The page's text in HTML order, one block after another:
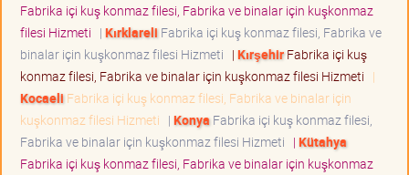
Fabrika içi kuş konmaz filesi, Fabrika ve binalar için kuşkonmaz
filesi Hizmeti | Kırklareli Fabrika içi kuş konmaz filesi, Fabrika ve
binalar için kuşkonmaz filesi Hizmeti | KırşehirFabrika içi kuş
konmaz filesi, Fabrika ve binalar için kuşkonmaz filesi Hizmeti |
Kocaeli Fabrika içi kuş konmaz filesi, Fabrika ve binalar için
kuşkonmaz filesi Hizmeti | Konya Fabrika içi kuş konmaz filesi,
Fabrika ve binalar için kuşkonmaz filesi Hizmeti | Kütahya
Fabrika içi kuş konmaz filesi, Fabrika ve binalar için kuşkonmaz